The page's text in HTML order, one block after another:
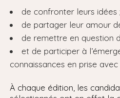
de confronter leurs idées ;
de partager leur amour
de remettre en question
et de participer à
connaissances en prise
À chaque édition, les